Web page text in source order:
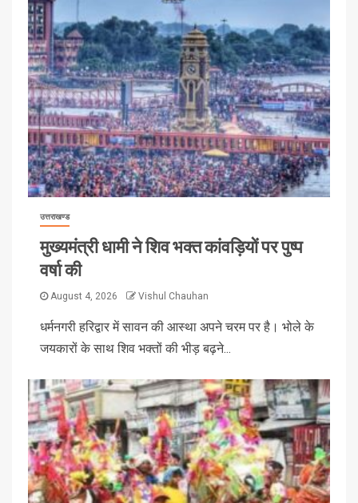
उत्तराखण्ड
मुख्यमंत्री धामी ने शिव भक्त कांवड़ियों पर पुष्प
वर्षा की
August 4, 2026 Vishul Chauhan
धर्मनगरी हरिद्वार में सावन की आस्था अपने चरम पर है। भोले के
जयकारों के साथ शिव भक्तों की भीड़ बढ़ने...